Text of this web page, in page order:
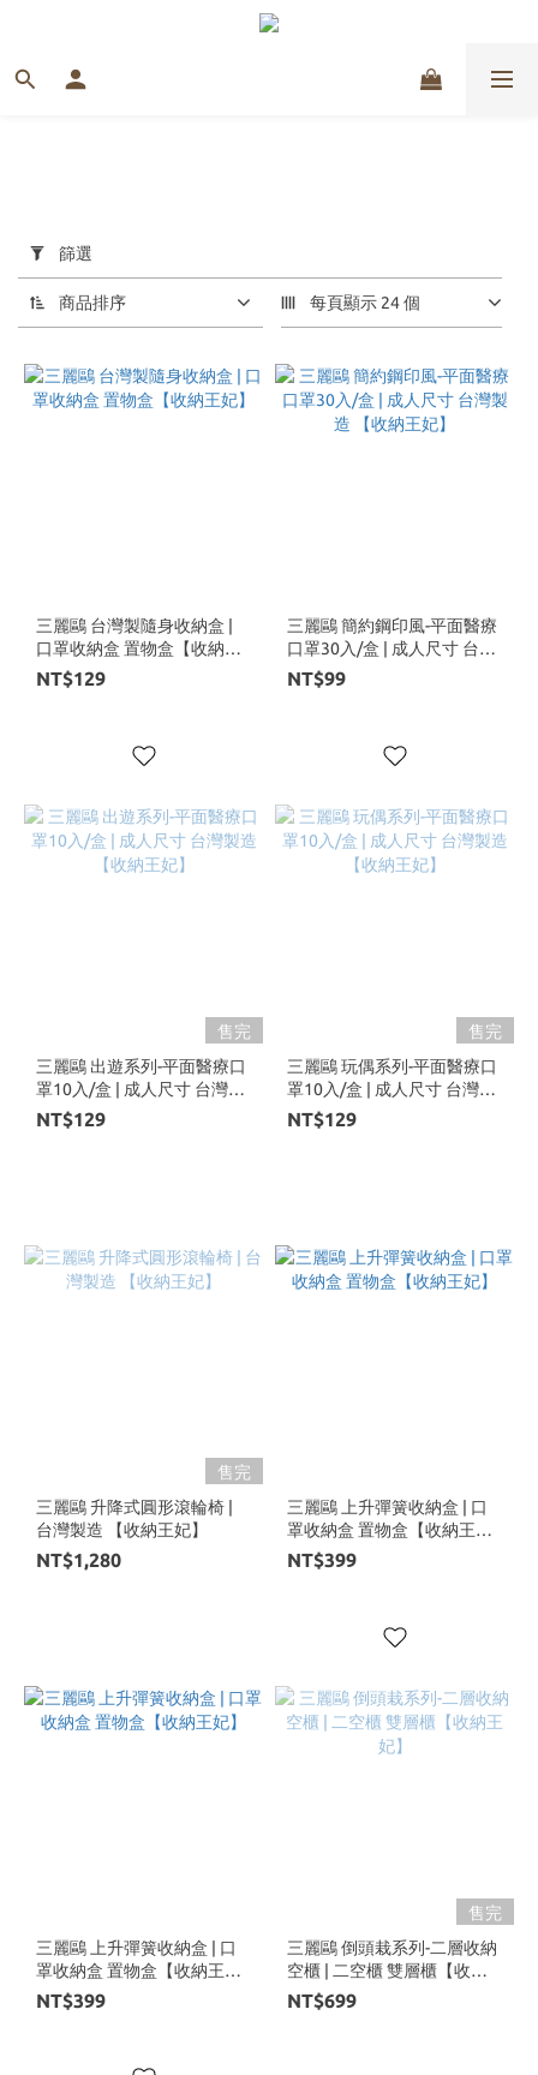
用
篩
選
(0/20)
價格
(NT$)
篩選
商品排序 每頁顯示 24 個
三麗鷗 台灣製隨身收納盒 |
口罩收納盒 置物盒【收納王
妃】
NT$129
三麗鷗 簡約鋼印風-平面醫療
口罩30入/盒 | 成人尺寸 台灣
製造 【收納王妃】
NT$99
售完
三麗鷗 出遊系列-平面醫療口
罩10入/盒 | 成人尺寸 台灣製
造 【收納王妃】
NT$129
售完
三麗鷗 玩偶系列-平面醫療口
罩10入/盒 | 成人尺寸 台灣製
造 【收納王妃】
NT$129
售完
三麗鷗 升降式圓形滾輪椅 |
台灣製造 【收納王妃】
NT$1,280
三麗鷗 上升彈簧收納盒 | 口
罩收納盒 置物盒【收納王
妃】
NT$399
三麗鷗 上升彈簧收納盒 | 口
罩收納盒 置物盒【收納王
妃】
NT$399
售完
三麗鷗 倒頭栽系列-二層收納
空櫃 | 二空櫃 雙層櫃【收納
王妃】
NT$699